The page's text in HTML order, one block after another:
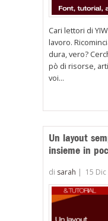
Cari lettori di
lavoro.
dura, vero?
pò di risorse,
voi...
Un layout
insieme in
di sarah | 15